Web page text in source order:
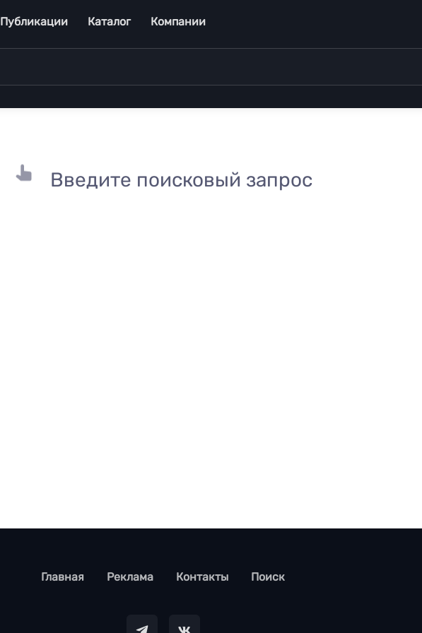
Публикации Каталог Компании
Введите поисковый запрос
footer
Главная Реклама Контакты Поиск